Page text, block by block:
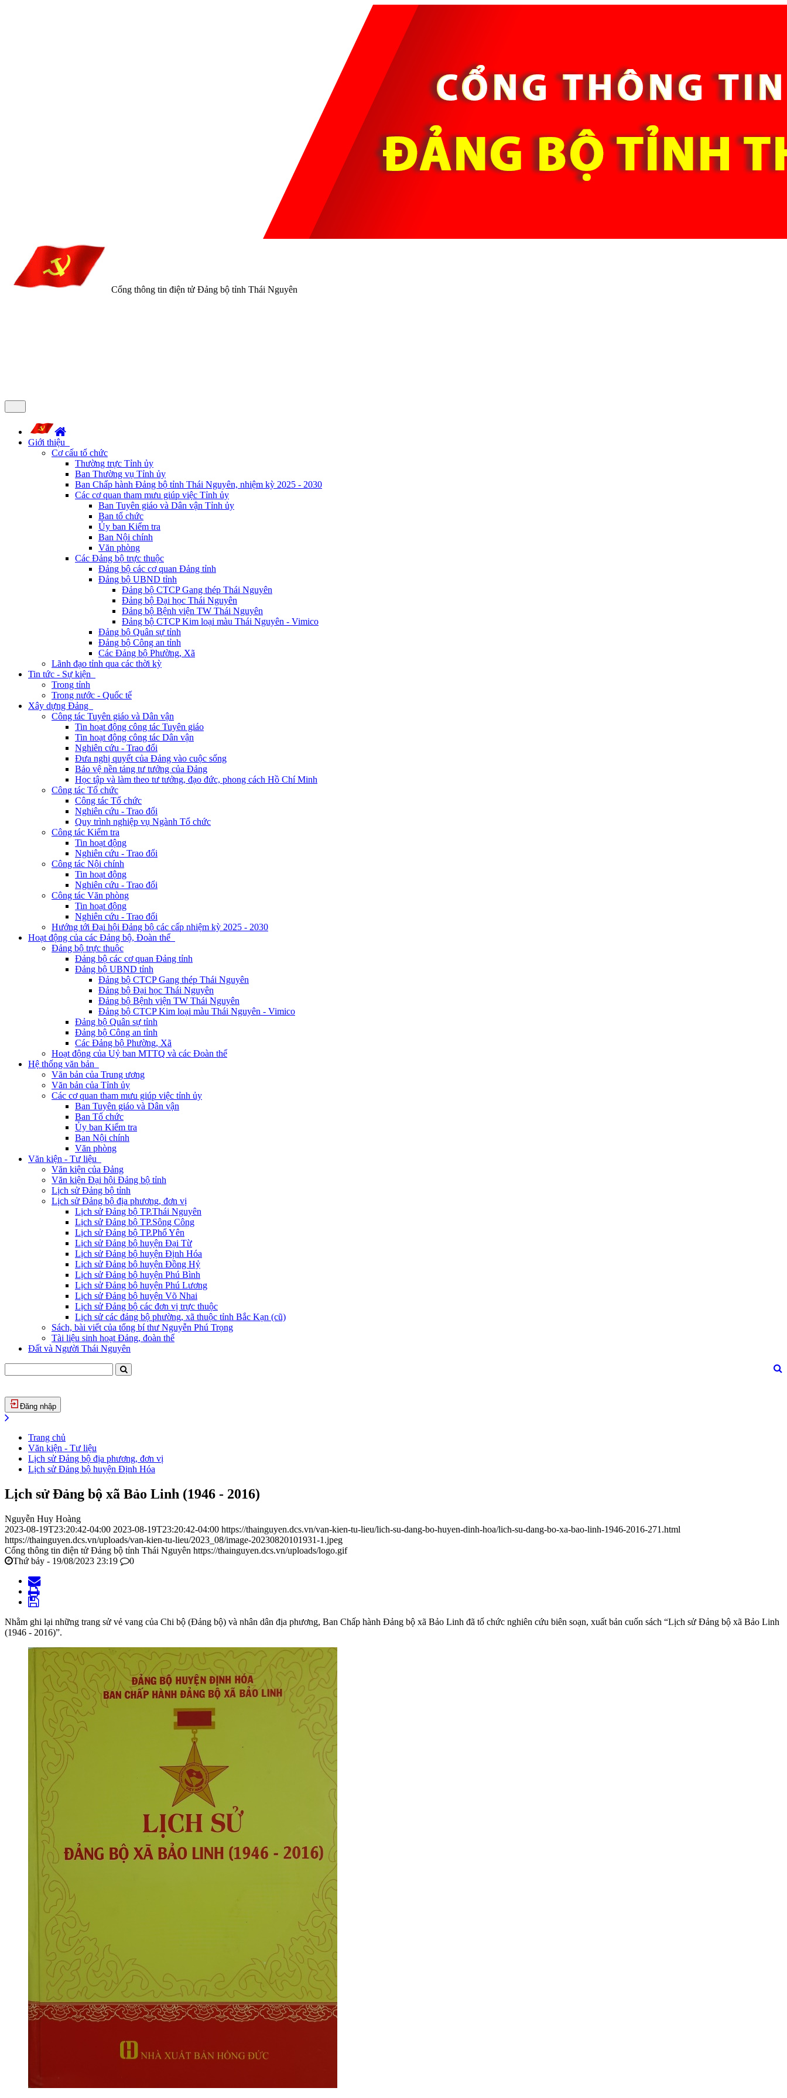
Cổng thông tin điện tử Đảng bộ tỉnh Thái Nguyên
Giới thiệu
Cơ cấu tổ chức
Thường trực Tỉnh ủy
Ban Thường vụ Tỉnh ủy
Ban Chấp hành Đảng bộ tỉnh Thái Nguyên, nhiệm kỳ 2025 - 2030
Các cơ quan tham mưu giúp việc Tỉnh ủy
Ban Tuyên giáo và Dân vận Tỉnh ủy
Ban tổ chức
Ủy ban Kiểm tra
Ban Nội chính
Văn phòng
Các Đảng bộ trực thuộc
Đảng bộ các cơ quan Đảng tỉnh
Đảng bộ UBND tỉnh
Đảng bộ CTCP Gang thép Thái Nguyên
Đảng bộ Đại học Thái Nguyên
Đảng bộ Bệnh viện TW Thái Nguyên
Đảng bộ CTCP Kim loại màu Thái Nguyên - Vimico
Đảng bộ Quân sự tỉnh
Đảng bộ Công an tỉnh
Các Đảng bộ Phường, Xã
Lãnh đạo tỉnh qua các thời kỳ
Tin tức - Sự kiện
Trong tỉnh
Trong nước - Quốc tế
Xây dựng Đảng
Công tác Tuyên giáo và Dân vận
Tin hoạt động công tác Tuyên giáo
Tin hoạt động công tác Dân vận
Nghiên cứu - Trao đổi
Đưa nghị quyết của Đảng vào cuộc sống
Bảo vệ nền tảng tư tưởng của Đảng
Học tập và làm theo tư tưởng, đạo đức, phong cách Hồ Chí Minh
Công tác Tổ chức
Công tác Tổ chức
Nghiên cứu - Trao đổi
Quy trình nghiệp vụ Ngành Tổ chức
Công tác Kiểm tra
Tin hoạt động
Nghiên cứu - Trao đổi
Công tác Nội chính
Tin hoạt động
Nghiên cứu - Trao đổi
Công tác Văn phòng
Tin hoạt động
Nghiên cứu - Trao đổi
Hướng tới Đại hội Đảng bộ các cấp nhiệm kỳ 2025 - 2030
Hoạt động của các Đảng bộ, Đoàn thể
Đảng bộ trực thuộc
Đảng bộ các cơ quan Đảng tỉnh
Đảng bộ UBND tỉnh
Đảng bộ CTCP Gang thép Thái Nguyên
Đảng bộ Đại học Thái Nguyên
Đảng bộ Bệnh viện TW Thái Nguyên
Đảng bộ CTCP Kim loại màu Thái Nguyên - Vimico
Đảng bộ Quân sự tỉnh
Đảng bộ Công an tỉnh
Các Đảng bộ Phường, Xã
Hoạt động của Uỷ ban MTTQ và các Đoàn thể
Hệ thống văn bản
Văn bản của Trung ương
Văn bản của Tỉnh ủy
Các cơ quan tham mưu giúp việc tỉnh ủy
Ban Tuyên giáo và Dân vận
Ban Tổ chức
Ủy ban Kiểm tra
Ban Nội chính
Văn phòng
Văn kiện - Tư liệu
Văn kiện của Đảng
Văn kiện Đại hội Đảng bộ tỉnh
Lịch sử Đảng bộ tỉnh
Lịch sử Đảng bộ địa phương, đơn vị
Lịch sử Đảng bộ TP.Thái Nguyên
Lịch sử Đảng bộ TP.Sông Công
Lịch sử Đảng bộ TP.Phổ Yên
Lịch sử Đảng bộ huyện Đại Từ
Lịch sử Đảng bộ huyện Định Hóa
Lịch sử Đảng bộ huyện Đồng Hỷ
Lịch sử Đảng bộ huyện Phú Bình
Lịch sử Đảng bộ huyện Phú Lương
Lịch sử Đảng bộ huyện Võ Nhai
Lịch sử Đảng bộ các đơn vị trực thuộc
Lịch sử các đảng bộ phường, xã thuộc tỉnh Bắc Kạn (cũ)
Sách, bài viết của tổng bí thư Nguyễn Phú Trọng
Tài liệu sinh hoạt Đảng, đoàn thể
Đất và Người Thái Nguyên
Đăng nhập
Trang chủ
Văn kiện - Tư liệu
Lịch sử Đảng bộ địa phương, đơn vị
Lịch sử Đảng bộ huyện Định Hóa
Lịch sử Đảng bộ xã Bảo Linh (1946 - 2016)
Nguyễn Huy Hoàng
2023-08-19T23:20:42-04:00 2023-08-19T23:20:42-04:00 https://thainguyen.dcs.vn/van-kien-tu-lieu/lich-su-dang-bo-huyen-dinh-hoa/lich-su-dang-bo-xa-bao-linh-1946-2016-271.html
https://thainguyen.dcs.vn/uploads/van-kien-tu-lieu/2023_08/image-20230820101931-1.jpeg
Cổng thông tin điện tử Đảng bộ tỉnh Thái Nguyên https://thainguyen.dcs.vn/uploads/logo.gif
Thứ bảy - 19/08/2023 23:19
0
Nhằm ghi lại những trang sử vẻ vang của Chi bộ (Đảng bộ) và nhân dân địa phương, Ban Chấp hành Đảng bộ xã Bảo Linh đã tổ chức nghiên cứu biên soạn, xuất bản cuốn sách “Lịch sử Đảng bộ xã Bảo Linh
(1946 - 2016)”.